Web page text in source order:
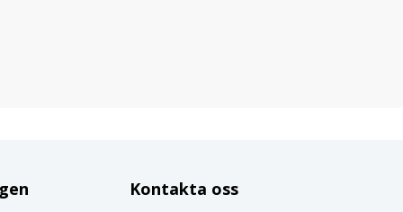
Kontakta oss